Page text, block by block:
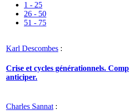
1 - 25
26 - 50
51 - 75
Karl Descombes :
Crise et cycles générationnels.
anticiper.
Charles Sannat :